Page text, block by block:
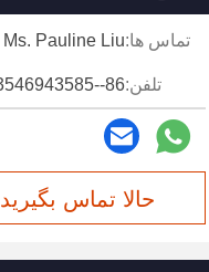
تماس ها:Ms. Pauline Liu
تلفن:86--13546943585
حالا تماس بگیرید